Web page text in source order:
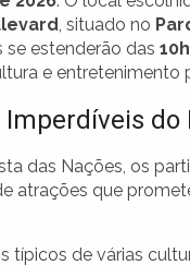
, situado no
se estenderão das
e entretenimento
do
das Nações, os
atrações que
típicos de várias